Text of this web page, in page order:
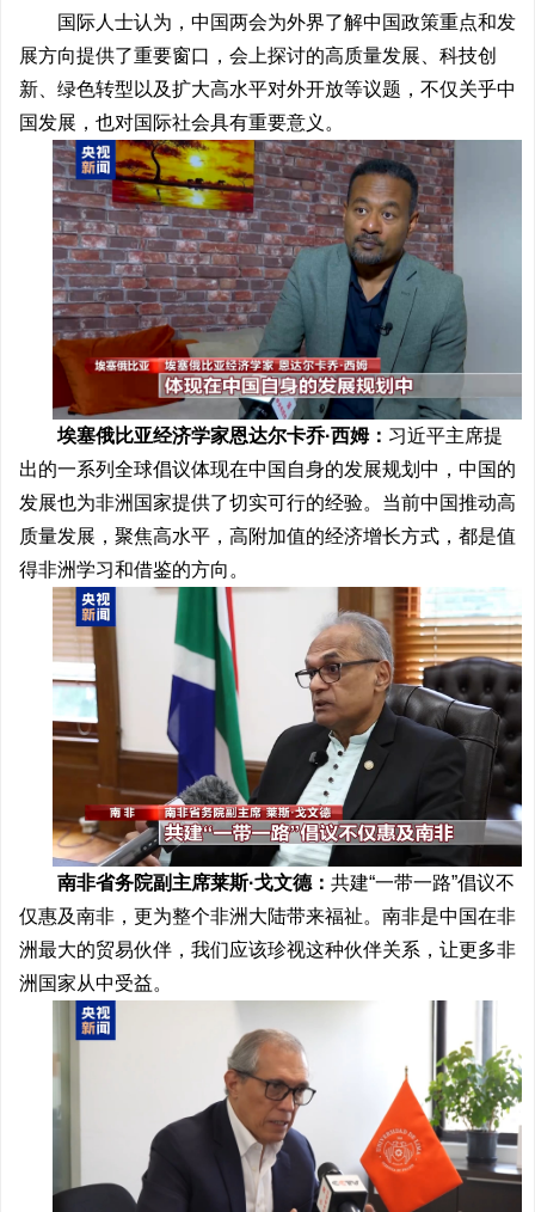
国际人士认为，中国两会为外界了解中国政策重点和发
展方向提供了重要窗口，会上探讨的高质量发展、科技创
新、绿色转型以及扩大高水平对外开放等议题，不仅关乎中
国发展，也对国际社会具有重要意义。
埃塞俄比亚经济学家恩达尔卡乔·西姆： 习近平主席提
出的一系列全球倡议体现在中国自身的发展规划中，中国的
发展也为非洲国家提供了切实可行的经验。当前中国推动高
质量发展，聚焦高水平，高附加值的经济增长方式，都是值
得非洲学习和借鉴的方向。
南非省务院副主席莱斯·戈文德： 共建“一带一路”倡议不
仅惠及南非，更为整个非洲大陆带来福祉。南非是中国在非
洲最大的贸易伙伴，我们应该珍视这种伙伴关系，让更多非
洲国家从中受益。